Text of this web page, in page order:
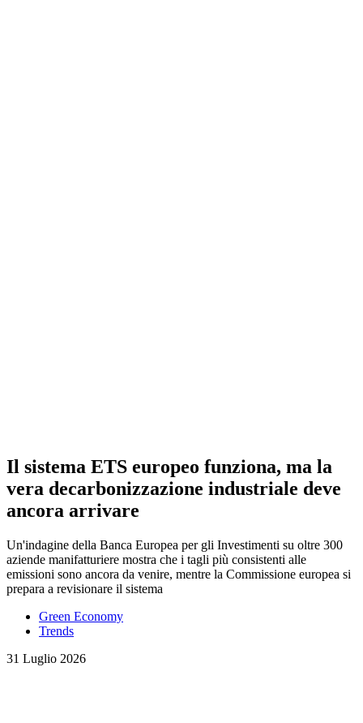
Il sistema ETS europeo funziona, ma la
vera decarbonizzazione industriale deve
ancora arrivare
Un'indagine della Banca Europea per gli Investimenti su oltre 300
aziende manifatturiere mostra che i tagli più consistenti alle
emissioni sono ancora da venire, mentre la Commissione europea si
prepara a revisionare il sistema
Green Economy
Trends
31 Luglio 2026